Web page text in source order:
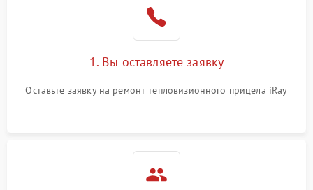
1. Вы оставляете заявку
Оставьте заявку на ремонт тепловизионного прицела iRay